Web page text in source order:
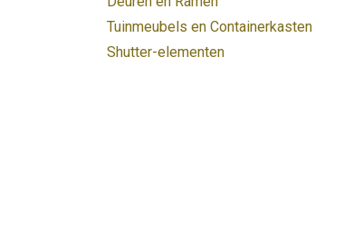
Tuinmeubels en Containerkasten
Shutter-elementen